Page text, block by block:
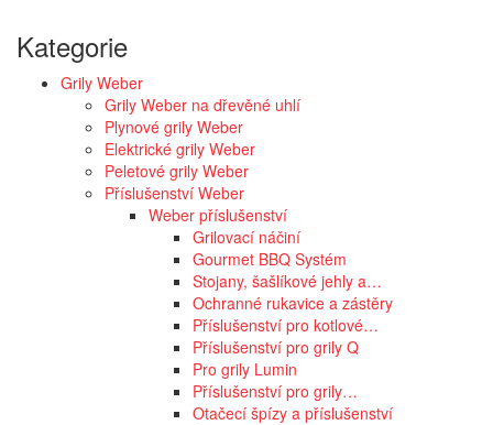
Kategorie
Grily Weber
Grily Weber na dřevěné uhlí
Plynové grily Weber
Elektrické grily Weber
Peletové grily Weber
Příslušenství Weber
Weber příslušenství
Grilovací náčiní
Gourmet BBQ Systém
Stojany, šašlíkové jehly a…
Ochranné rukavice a zástěry
Příslušenství pro kotlové…
Příslušenství pro grily Q
Pro grily Lumin
Příslušenství pro grily…
Otačecí špízy a příslušenství